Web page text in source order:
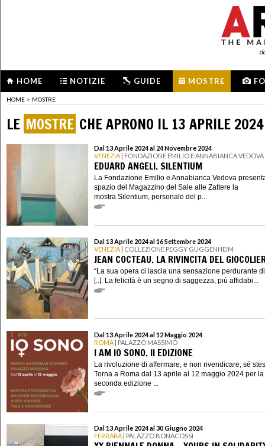
HOME NOTIZIE GUIDE MOSTRE
HOME > MOSTRE
LE MOSTRE CHE APRONO IL 13 APRILE 2024
Dal 13 Aprile 2024 al 24 Novembre 2024
VENEZIA | FONDAZIONE EMILIO E ANNABIANCA VEDOVA
EDUARD ANGELI. SILENTIUM
La Fondazione Emilio e Annabianca Vedova
spazio del Magazzino del Sale alle Zattere la
mostra Silentium, personale del p...
Dal 13 Aprile 2024 al 16 Settembre 2024
VENEZIA | COLLEZIONE PEGGY GUGGENHEIM
JEAN COCTEAU. LA RIVINCITA DEL
“La sua opera ci lascia una sensazione perdurante
[..]. La felicità è un segno di saggezza, più affidabi...
Dal 13 Aprile 2024 al 12 Maggio 2024
ROMA | PALAZZO MASSIMO
I AM IO SONO. II EDIZIONE
La rivoluzione di affermare, e non rivendicare, sé
Torna a Roma dal 13 aprile al 12 maggio 2024 per la
seconda edizione ...
Dal 13 Aprile 2024 al 30 Giugno 2024
FERRARA | PALAZZO BONACOSSI